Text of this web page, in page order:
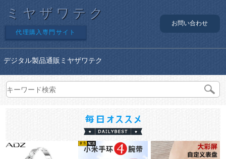
ミヤザワテク
代理購入専門サイト
お問い合わせ
デジタル製品通販ミヤザワテク